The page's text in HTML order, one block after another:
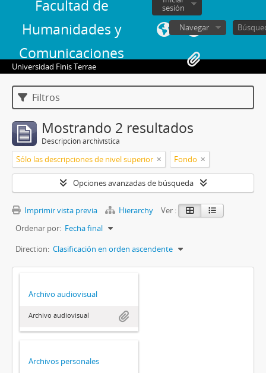
Facultad de
Humanidades y
Comunicaciones
sesión
Navegar
Universidad Finis Terrae
Filtros
Mostrando 2 resultados
Descripción archivística
Sólo las descripciones de nivel superior Fondo
Opciones avanzadas de búsqueda
Imprimir vista previa Hierarchy
Ver :
Ordenar por: Fecha final
Direction: Clasificación en orden ascendente
Archivo audiovisual
Archivo audiovisual
Archivos personales